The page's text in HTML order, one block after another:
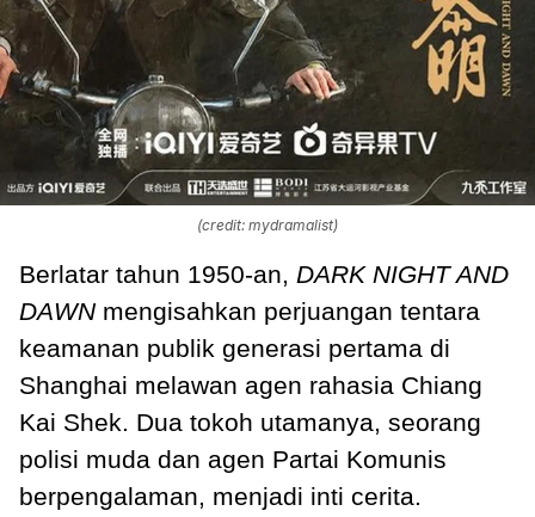
(credit: mydramalist)
Berlatar tahun 1950-an, DARK NIGHT AND
DAWN mengisahkan perjuangan tentara
keamanan publik generasi pertama di
Shanghai melawan agen rahasia Chiang
Kai Shek. Dua tokoh utamanya, seorang
polisi muda dan agen Partai Komunis
berpengalaman, menjadi inti cerita.